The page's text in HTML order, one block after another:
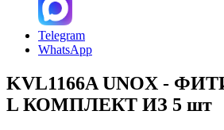
Telegram
WhatsApp
KVL1166A UNOX -
L КОМПЛЕКТ ИЗ 5 шт